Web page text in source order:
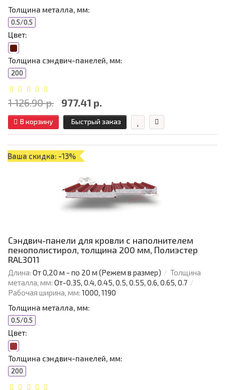
Толщина металла, мм:
0.5/0.5
Цвет:
Толщина сэндвич-панелей, мм:
200
1 126.90 р. 977.41 р.
В корзину Быстрый заказ
Ваша скидка: -13%
Сэндвич-панели для кровли с наполнителем
пенополистирол, толщина 200 мм, Полиэстер
RAL3011
Длина: От 0,20 м - по 20 м (Режем в размер)
Толщина
металла, мм: От-0.35, 0.4, 0.45, 0.5, 0.55, 0.6, 0.65, 0.7
Рабочая ширина, мм: 1000, 1190
Толщина металла, мм:
0.5/0.5
Цвет:
Толщина сэндвич-панелей, мм:
200